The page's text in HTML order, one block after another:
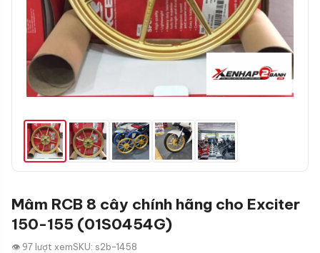
Mâm RCB 8 cây chính hãng cho Exciter
150-155 (01S0454G)
👁 97 lượt xemSKU: s2b-1458